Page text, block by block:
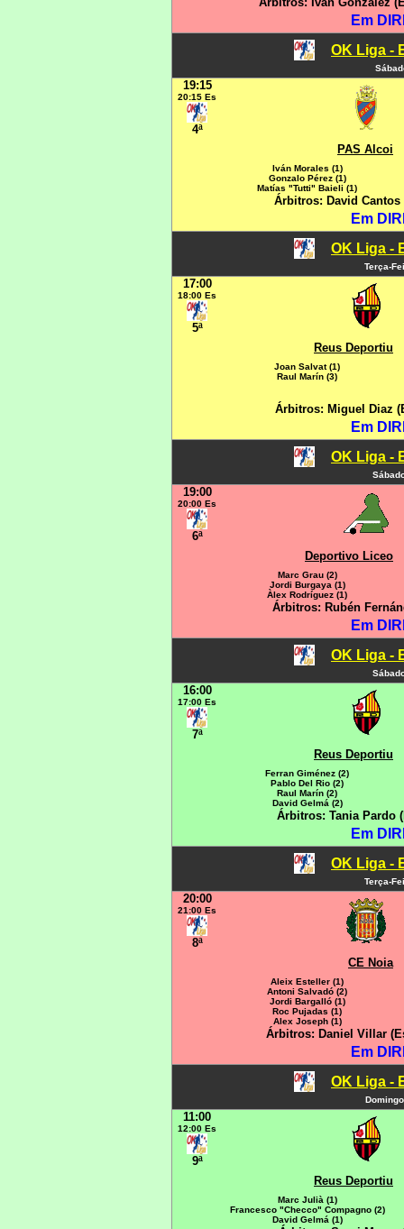
Em
OK Liga -
19:15
20:15 Es
4ª
PAS Alcoi
Iván Morales (1)
Gonzalo Pérez (1)
Matías "Tutti" Baieli (1)
Árbitros: David Cantos
Em
OK Liga -
Terça-
17:00
18:00 Es
5ª
Reus Deportiu
Joan Salvat (1)
Raul Marín (3)
Árbitros: Miguel Diaz
Em
OK Liga -
19:00
20:00 Es
6ª
Deportivo Liceo
Marc Grau (2)
Jordi Burgaya (1)
Àlex Rodríguez (1)
Árbitros: Rubén
Em
OK Liga -
16:00
17:00 Es
7ª
Reus Deportiu
Ferran Giménez (2)
Pablo Del Rio (2)
Raul Marín (2)
David Gelmá (2)
Árbitros: Tania Pardo
Em
OK Liga -
Terça-
20:00
21:00 Es
8ª
CE Noia
Aleix Esteller (1)
Antoni Salvadó (2)
Jordi Bargalló (1)
Roc Pujadas (1)
Alex Joseph (1)
Árbitros: Daniel Villar
Em
OK Liga -
11:00
12:00 Es
9ª
Reus Deportiu
Marc Julià (1)
Francesco "Checco" Compagno (2)
David Gelmá (1)